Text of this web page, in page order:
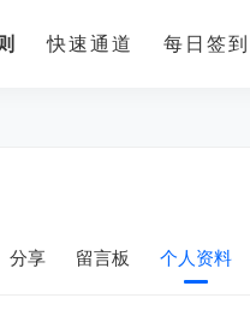
快速通道 每日签到
分享 留言板 个人资料